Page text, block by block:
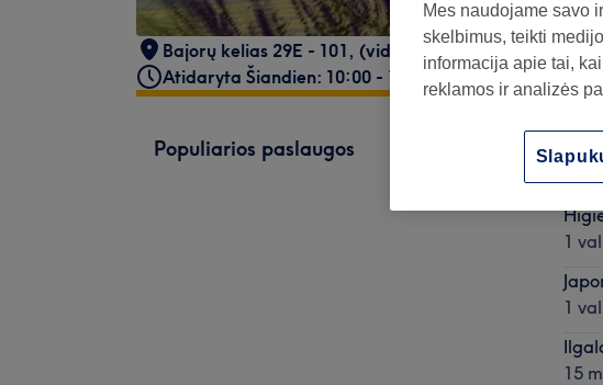
Bajorų kelias 29E - 101 , (vidinis kiemas, pirmas
Atidaryta Šiandien: 10:00 - 18:00
Populiarios paslaugos
1
1
15
Mes naudojame savo
skelbimus, teikti
informacija apie tai,
reklamos ir analizės